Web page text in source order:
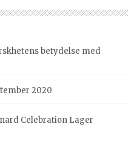
betydelse med
2020
Celebration Lager